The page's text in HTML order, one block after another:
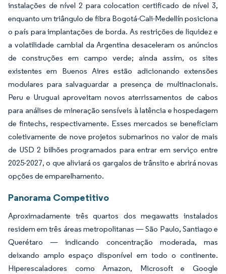
instalações de nível 2 para colocation certificado de nível 3,
enquanto um triângulo de fibra Bogotá-Cali-Medellín posiciona
o país para implantações de borda. As restrições de liquidez e
a volatilidade cambial da Argentina desaceleram os anúncios
de construções em campo verde; ainda assim, os sites
existentes em Buenos Aires estão adicionando extensões
modulares para salvaguardar a presença de multinacionais.
Peru e Uruguai aproveitam novos aterrissamentos de cabos
para análises de mineração sensíveis à latência e hospedagem
de fintechs, respectivamente. Esses mercados se beneficiam
coletivamente de nove projetos submarinos no valor de mais
de USD 2 bilhões programados para entrar em serviço entre
2025-2027, o que aliviará os gargalos de trânsito e abrirá novas
opções de emparelhamento.
Panorama Competitivo
Aproximadamente três quartos dos megawatts instalados
residem em três áreas metropolitanas — São Paulo, Santiago e
Querétaro — indicando concentração moderada, mas
deixando amplo espaço disponível em todo o continente.
Hiperescaladores como Amazon, Microsoft e Google